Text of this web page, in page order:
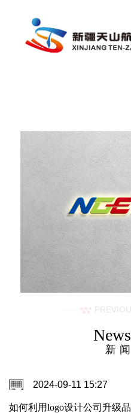
新
2024-09-11 15:27
如何利用logo设计公司升级